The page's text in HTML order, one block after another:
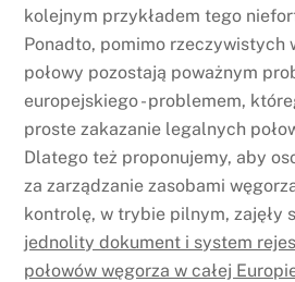
kolejnym przykładem tego
Ponadto, pomimo rzeczywistych
połowy pozostają poważnym
europejskiego - problemem,
proste zakazanie legalnych
Dlatego też proponujemy, aby
za zarządzanie zasobami
kontrolę, w trybie pilnym, zajęły
jednolity dokument i system
połowów węgorza w całej